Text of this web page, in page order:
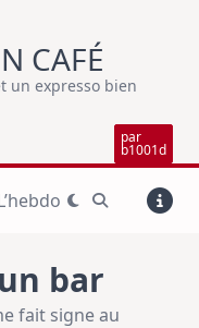
CAFÉ
un expresso bien
par
b1001d
bar
fait signe au